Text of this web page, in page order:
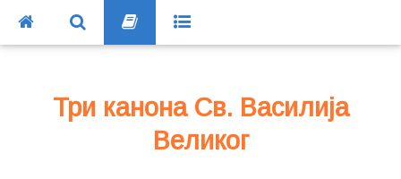
Три канона Св. Василија
Великог